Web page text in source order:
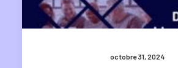
octobre 31, 2024